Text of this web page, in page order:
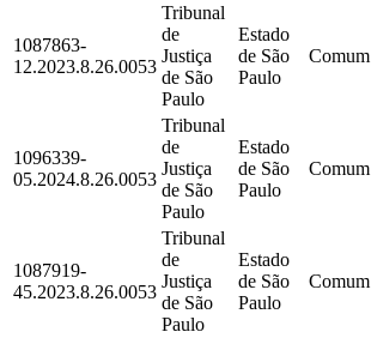
1087863-
12.2023.8.26.0053
Tribunal
de
Justiça
de São
Paulo
Estado
de São
Paulo
Comum
1096339-
05.2024.8.26.0053
Tribunal
de
Justiça
de São
Paulo
Estado
de São
Paulo
Comum
1087919-
45.2023.8.26.0053
Tribunal
de
Justiça
de São
Paulo
Estado
de São
Paulo
Comum